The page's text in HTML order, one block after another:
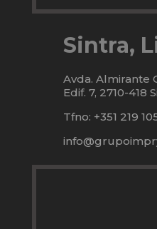
Sintra,
Avda. Almirante
Edif. 7, 2710-418
Tfno: +351 219